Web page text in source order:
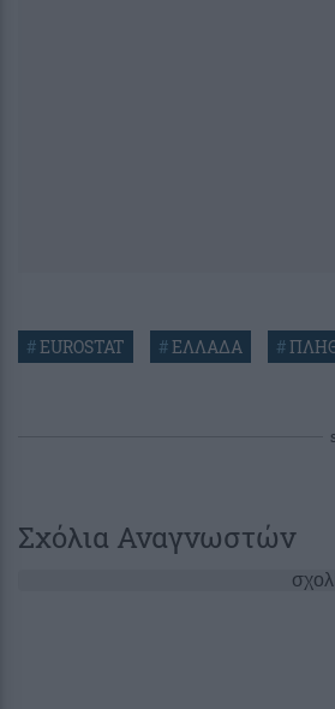
#EUROSTAT #ΕΛΛΑΔΑ #
Σχόλια Αναγνωστών